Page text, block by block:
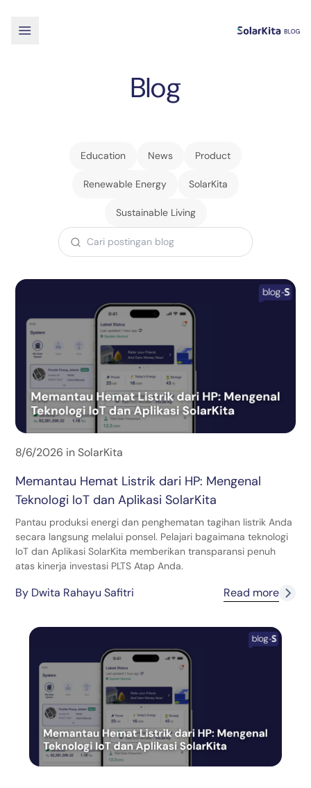
Blog
Education News Product
Renewable Energy SolarKita
Sustainable Living
8/6/2026 inSolarKita
Memantau Hemat Listrik dari HP: Mengenal
Teknologi IoT dan Aplikasi SolarKita
Pantau produksi energi dan penghematan tagihan listrik Anda
secara langsung melalui ponsel. Pelajari bagaimana teknologi
IoT dan Aplikasi SolarKita memberikan transparansi penuh
atas kinerja investasi PLTS Atap Anda.
By Dwita Rahayu Safitri Read more